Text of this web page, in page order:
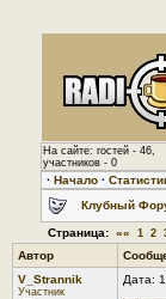
На сайте: гостей - 46,
участников - 0
· Начало ·
Клубный
Страница: «« 1 2
Автор
V_Strannik
Участник
Дата: